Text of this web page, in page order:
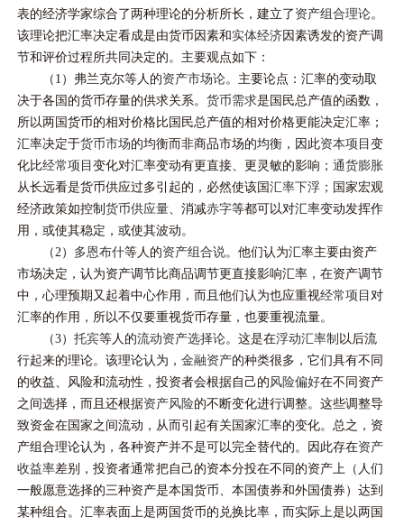
表的经济学家综合了两种理论的分析所长，建立了 资产组合理论。
该理论把汇率决定看成是由货币因素和 实体经济因素诱发的资产调
节和评价过程所共同决定的。主要观点如下：
（1）弗兰克尔等人的资产市场论。主要论点：汇率的变动取
决于各国的货币存量的供求关系。货币需求是国民总产值的函数，
所以两国货币的相对价格比国民总产值的相对价格更能决定汇率；
汇率决定于货币市场的均衡而非商品市场的均衡，因此资本项目变
化比经常项目变化对汇率变动有更直接、更灵敏的影响；通货膨胀
从长远看是货币供应过多引起的，必然使该国汇率下浮 ；国家宏观
经济政策如控制货币供应量、消减赤字等都可以对汇率变动发挥作
用，或使其稳定，或使其波动。
（2） 多恩布什等人的资产组合说。他们认为汇率主要由资产
市场决定，认为资产调节比商品调节更直接影响汇率，在资产调节
中，心理预期又起着中心作用，而且他们认为也应重视经常项目对
汇率的作用，所以不仅要重视货币存量，也要重视流量。
（3）托宾等人的流动资产选择论。这是在浮动汇率制 以后流
行起来的理论。该理论认为，金融资产的种类很多，它们具有不同
的收益、风险和流动性，投资者会根据自己的风险偏好在不同资产
之间选择，而且还根据资产风险的不断变化进行调整。这些调整导
致资金在国家之间流动，从而引起有关国家汇率的变化。总之，资
产组合理论认为，各种资产并不是可以完全替代的。因此存在资产
收益率差别，投资者通常把自己的资本分投在不同的资产上（人们
一般愿意选择的三种资产是本国货币、本国债券和外国债券）达到
某种组合。汇率表面上是两国货币的兑换比率，而实际上是以两国